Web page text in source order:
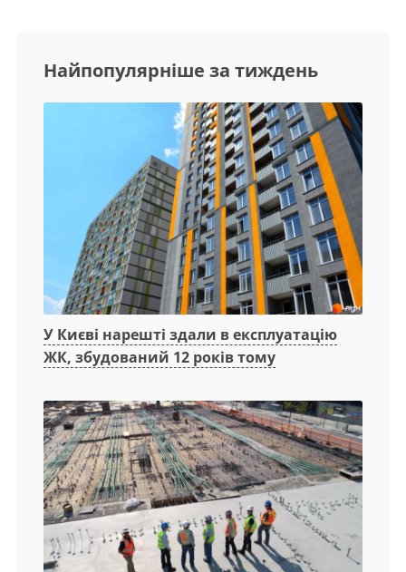
Найпопулярніше за тиждень
У Києві нарешті здали в експлуатацію
ЖК, збудований 12 років тому